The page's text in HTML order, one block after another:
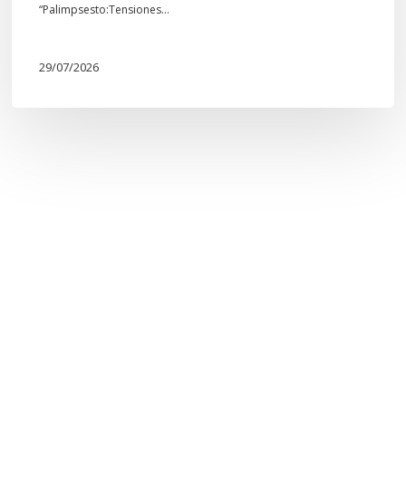
“Palimpsesto:Tensiones…
29/07/2026